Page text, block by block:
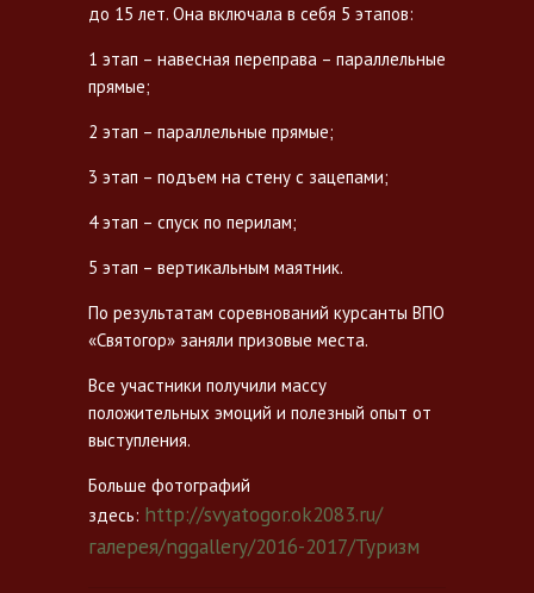
до 15 лет. Она включала в себя 5 этапов:
1 этап – навесная переправа – параллельные
прямые;
2 этап – параллельные прямые;
3 этап – подъем на стену с зацепами;
4 этап – спуск по перилам;
5 этап – вертикальным маятник.
По результатам соревнований курсанты ВПО
«Святогор» заняли призовые места.
Все участники получили массу
положительных эмоций и полезный опыт от
выступления.
Больше фотографий
здесь: http://svyatogor.ok2083.ru/
галерея/nggallery/2016-2017/Туризм